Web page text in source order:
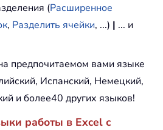
(Расширенное
, Разделить ячейки, ...) | ... и
предпочитаемом вами языке
Испанский, Немецкий,
и более40 других языков!
работы в Excel с